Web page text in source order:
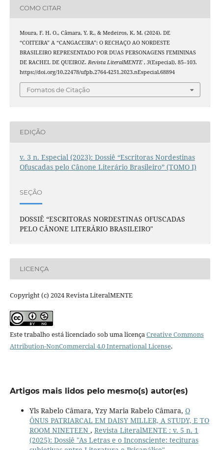
COMO CITAR
Moura, F. H. O., Câmara, Y. R., & Medeiros, K. M. (2024). DE
“COITEIRA” A “CANGACEIRA”: O RECHAÇO AO NORDESTE
BRASILEIRO REPRESENTADO POR DUAS PERSONAGENS FEMININAS
DE RACHEL DE QUEIROZ. Revista LiteralMENTE , 3(Especial), 85–103.
https://doi.org/10.22478/ufpb.2764-4251.2023.nEspecial.68894
Fomatos de Citação
EDIÇÃO
v. 3 n. Especial (2023): Dossiê “Escritoras Nordestinas
Ofuscadas pelo Cânone Literário Brasileiro” (TOMO I)
SEÇÃO
DOSSIÊ “ESCRITORAS NORDESTINAS OFUSCADAS
PELO CÂNONE LITERÁRIO BRASILEIRO"
LICENÇA
Copyright (c) 2024 Revista LiteralMENTE
Este trabalho está licenciado sob uma licençaCreative Commons
Attribution-NonCommercial 4.0 International License.
Artigos mais lidos pelo mesmo(s) autor(es)
Yls Rabelo Câmara, Yzy Maria Rabelo Câmara, O
ÔNUS PATRIARCAL EM DAISY MILLER, A STUDY, E TO
ROOM NINETEEN , Revista LiteralMENTE : v. 5 n. 1
(2025): Dossiê "As Letras e o Inconsciente: tecituras